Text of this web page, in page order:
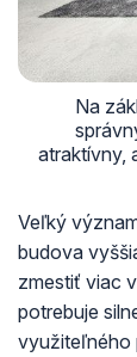
Na
atraktívny,
Veľký
budova
zmestiť viac
potrebuje
využiteľného